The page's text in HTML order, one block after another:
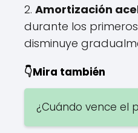
2. Amortización
durante los
disminuye
👇Mira también
¿Cuándo vence el